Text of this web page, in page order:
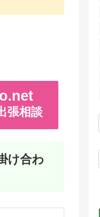
張相談
け合わ